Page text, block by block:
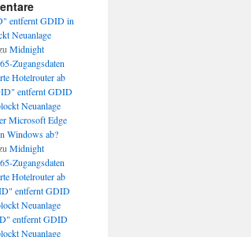
entfernt GDID in
Neuanlage
Midnight
Zugangsdaten
Hotelrouter ab
entfernt GDID
Neuanlage
Microsoft Edge
Windows ab?
Midnight
Zugangsdaten
Hotelrouter ab
entfernt GDID
Neuanlage
entfernt GDID
Neuanlage